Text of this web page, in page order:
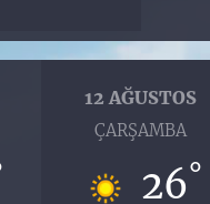
12 AĞUSTOS
ÇARŞAMBA
26°